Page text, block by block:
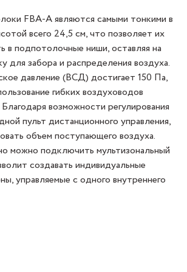
FBA-A являются самыми тонкими в
всего 24,5 см, что позволяет их
в подпотолочные ниши, оставляя на
для забора и распределения воздуха.
давление (ВСД) достигает 150 Па,
гибких воздуховодов
возможности регулирования
пульт дистанционного управления,
объем поступающего воздуха.
можно подключить мультизональный
создавать индивидуальные
управляемые с одного внутреннего